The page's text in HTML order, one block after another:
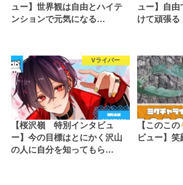
ュー】世界観は自由とハイテ
ンションで元気になる…
ュー】自由
けて頑張る
Vライバー
【桜沢嶺 特別インタビュ
ー】今の目標はとにかく沢山
の人に自分を知ってもら…
【このこの
ビュー】